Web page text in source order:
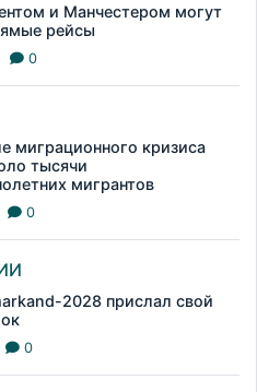
и Манчестером могут
рейсы
0
миграционного кризиса
тысячи
мигрантов
0
2028 прислал свой
0